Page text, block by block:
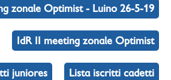
zonale Optimist - Luino 26-5-19
IdR II meeting zonale Optimist
juniores Lista iscritti cadetti